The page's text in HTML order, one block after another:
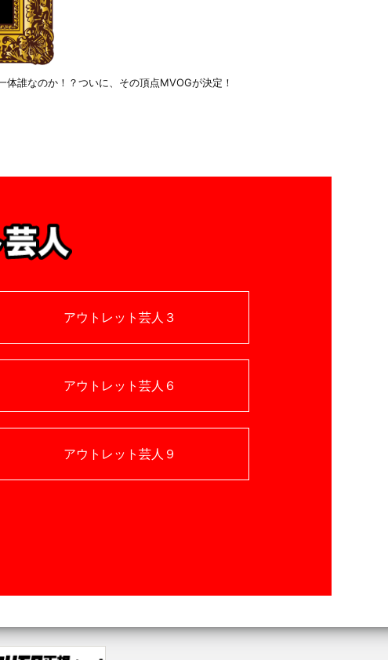
誰なのか！？ついに、その頂点MVOGが決定！
アウトレット芸人３
アウトレット芸人６
アウトレット芸人９